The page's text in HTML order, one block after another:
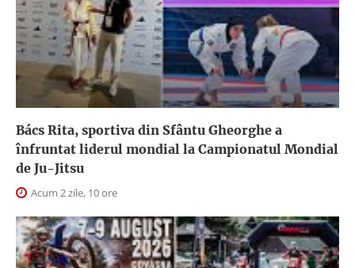
Bács Rita, sportiva din Sfântu Gheorghe a
înfruntat liderul mondial la Campionatul Mondial
de Ju-Jitsu
Acum 2 zile, 10 ore